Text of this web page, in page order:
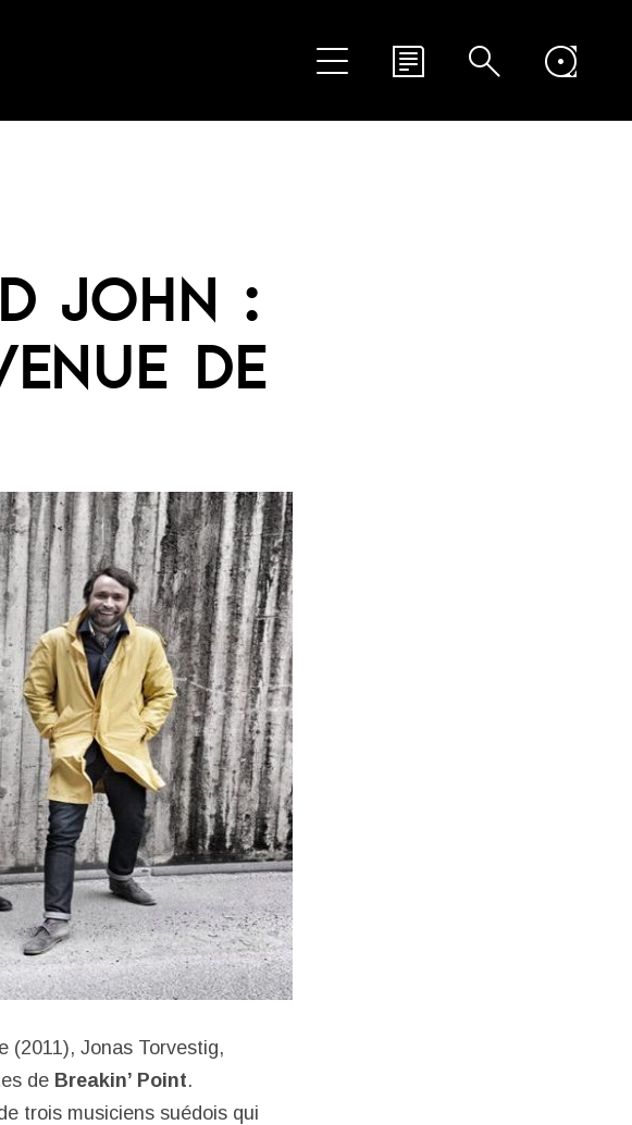
JOHN :
DE
(2011), Jonas Torvestig,
de Breakin’ Point.
trois musiciens suédois qui